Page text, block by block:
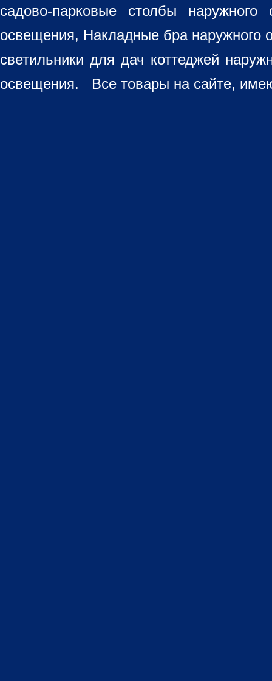
садово-парковые столбы
освещения, Накладные бра наружного
светильники для дач коттеджей
освещения. Все товары на сайте,